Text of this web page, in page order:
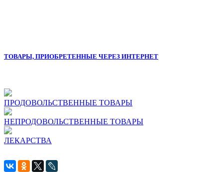
ТОВАРЫ, ПРИОБРЕТЕННЫЕ ЧЕРЕЗ ИНТЕРНЕТ
ПРОДОВОЛЬСТВЕННЫЕ ТОВАРЫ
НЕПРОДОВОЛЬСТВЕННЫЕ ТОВАРЫ
ЛЕКАРСТВА